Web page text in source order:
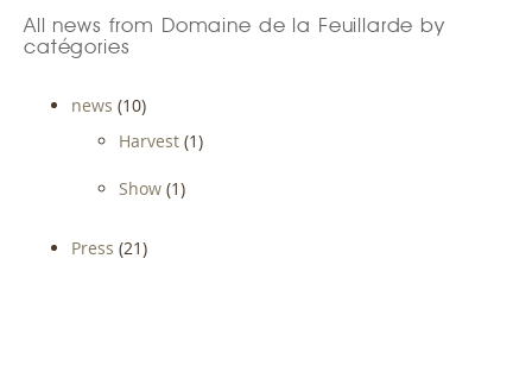
All news from Domaine de la Feuillarde by
catégories
news (10)
Harvest (1)
Show (1)
Press (21)